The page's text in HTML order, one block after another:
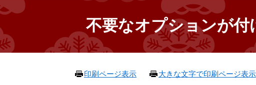
不要なオプションが付
印刷ページ表示 大きな文字で印刷ページ表示